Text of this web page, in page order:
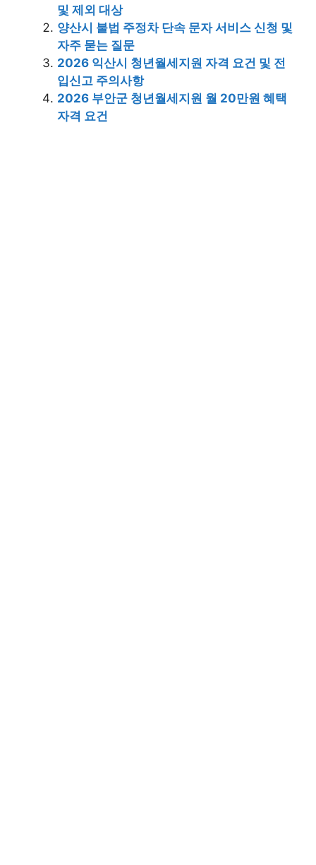
및 제외 대상
양산시 불법 주정차 단속 문자 서비스 신청 및
자주 묻는 질문
2026 익산시 청년월세지원 자격 요건 및 전
입신고 주의사항
2026 부안군 청년월세지원 월 20만원 혜택
자격 요건